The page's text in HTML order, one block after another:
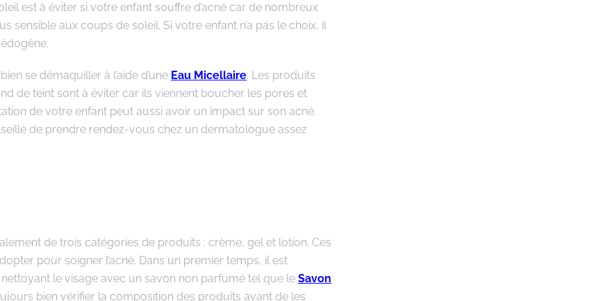
est à éviter si votre enfant souffre d’acné car de nombreux
sensible aux coups de soleil. Si votre enfant n’a pas le choix, il
se démaquiller à l’aide d’une Eau Micellaire. Les produits
de teint sont à éviter car ils viennent boucher les pores et
de votre enfant peut aussi avoir un impact sur son acné.
de prendre rendez-vous chez un dermatologue assez
de trois catégories de produits : crème, gel et lotion. Ces
pour soigner l’acné. Dans un premier temps, il est
le visage avec un savon non parfumé tel que le Savon
bien vérifier la composition des produits avant de les